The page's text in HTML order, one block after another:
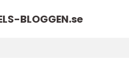
BLOGGEN.se